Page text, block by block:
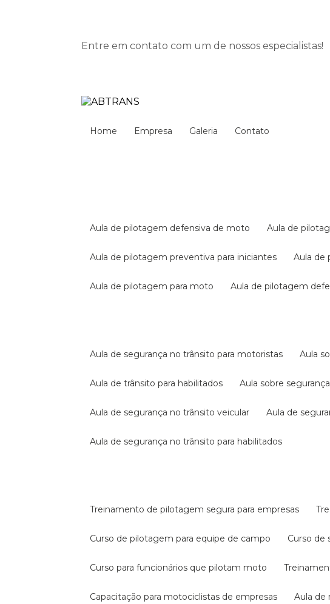
Entre em contato com um de nossos especialistas!
Home Empresa Galeria Contato
aula de pilotagem defensiva de moto aula de
aula de pilotagem preventiva para iniciantes aula
aula de pilotagem para moto aula de pilotagem
aula de segurança no trânsito para motoristas aula
aula de trânsito para habilitados aula sobre
aula de segurança no trânsito veicular aula de
aula de segurança no trânsito para habilitados
treinamento de pilotagem segura para empresas
curso de pilotagem para equipe de campo curso
curso para funcionários que pilotam moto
capacitação para motociclistas de empresas aula